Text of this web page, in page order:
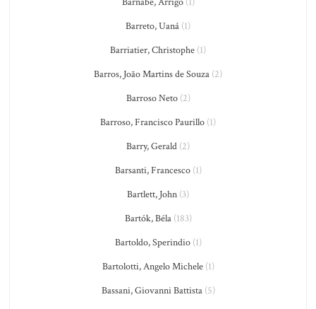
Barreto, Uaná (1)
Barriatier, Christophe (1)
Barros, João Martins de Souza (2)
Barroso Neto(2)
Barroso, Francisco Paurillo (1)
Barry, Gerald (2)
Barsanti, Francesco(1)
Bartlett, John (3)
Bartók, Béla(183)
Bartoldo, Sperindio(1)
Bartolotti, Angelo Michele(1)
Bassani, Giovanni Battista(5)